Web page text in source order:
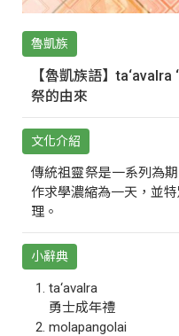
魯凱族
【魯凱族語】
祭的由來
文化介紹
傳統祖靈祭是一系列為
作求學濃縮為一天，並
理。
小辭典
ta‘avalra
勇士成年禮
molapangolai